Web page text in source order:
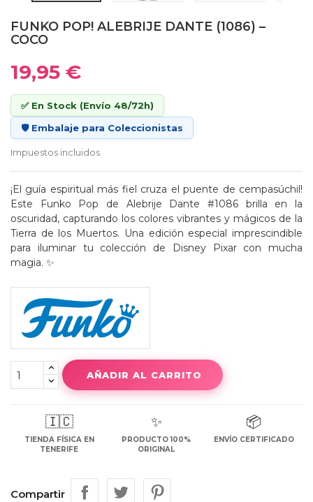
FUNKO POP! ALEBRIJE DANTE (1086) –
COCO
19,95 €
✅ En Stock (Envío 48/72h)
🛡️ Embalaje para Coleccionistas
Impuestos incluidos
¡El guía espiritual más fiel cruza el puente de cempasúchil!
Este Funko Pop de Alebrije Dante #1086 brilla en la
oscuridad, capturando los colores vibrantes y mágicos de la
Tierra de los Muertos. Una edición especial imprescindible
para iluminar tu colección de Disney Pixar con mucha
magia. ✨
AÑADIR AL CARRITO
🇮🇨
TIENDA FÍSICA EN
TENERIFE
✨
PRODUCTO 100%
ORIGINAL
📦
ENVÍO CERTIFICADO
Compartir